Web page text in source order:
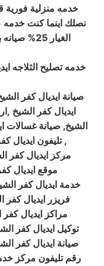
خدمه منزلية فورية
الغيار 25
% صيانه
خدمه تصليح الثلاجه
صيانة ايديال كفر
ايديال كفر الشيخ
الشيخ, صيانة غسالات
, تليفون ايديال
مركز ايديال كفر
موقع ايديال
خدمة ايديال كفر
فريزر ايديال كفر
مراكز ايديال
توكيل ايديال كفر
صيانة ايديال كفر
رقم تليفون مركز